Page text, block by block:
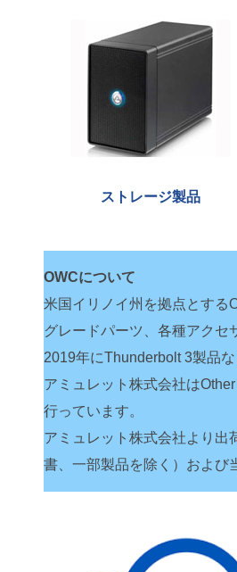
ストレージ製品
OWCについて
米国イリノイ州を拠点とする
グレードパーツ、各種アクセ
2019年にThunderbolt 3製品
アミュレット株式会社は
行っています。
アミュレット株式会社より出
書、一部製品を除く）および